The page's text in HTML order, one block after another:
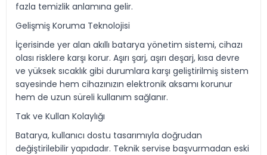
fazla temizlik anlamına gelir.
Gelişmiş Koruma Teknolojisi
İçerisinde yer alan akıllı batarya yönetim sistemi, cihazı
olası risklere karşı korur. Aşırı şarj, aşırı deşarj, kısa devre
ve yüksek sıcaklık gibi durumlara karşı geliştirilmiş sistem
sayesinde hem cihazınızın elektronik aksamı korunur
hem de uzun süreli kullanım sağlanır.
Tak ve Kullan Kolaylığı
Batarya, kullanıcı dostu tasarımıyla doğrudan
değiştirilebilir yapıdadır. Teknik servise başvurmadan eski